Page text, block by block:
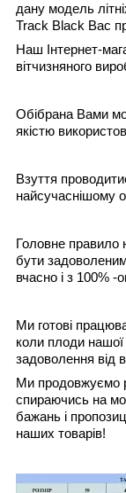
дану модель
Track Black Вас
Наш Інтернет-
вітчизняного
Обібрана Вами
якістю
Взуття
найсучаснішому
Головне правило
бути
вчасно і з 100% -
Ми готові
коли плоди
задоволення від
Ми продовжуємо
спираючись на
бажань і
наших товарів!